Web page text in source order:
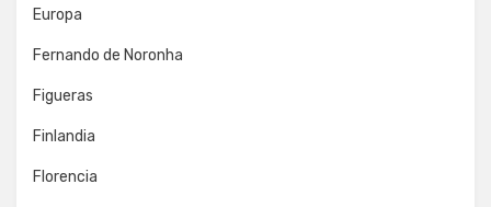
Europa
Fernando de Noronha
Figueras
Finlandia
Florencia